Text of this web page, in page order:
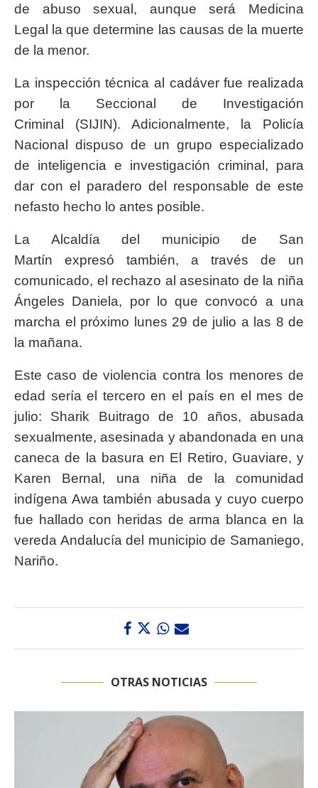
de abuso sexual, aunque será Medicina
Legal la que determine las causas de la muerte
de la menor.
La inspección técnica al cadáver fue realizada
por la Seccional de Investigación
Criminal (SIJIN). Adicionalmente, la Policía
Nacional dispuso de un grupo especializado
de inteligencia e investigación criminal, para
dar con el paradero del responsable de este
nefasto hecho lo antes posible.
La Alcaldía del municipio de San
Martín expresó también, a través de un
comunicado, el rechazo al asesinato de la niña
Ángeles Daniela, por lo que convocó a una
marcha el próximo lunes 29 de julio a las 8 de
la mañana.
Este caso de violencia contra los menores de
edad sería el tercero en el país en el mes de
julio: Sharik Buitrago de 10 años, abusada
sexualmente, asesinada y abandonada en una
caneca de la basura en El Retiro, Guaviare, y
Karen Bernal, una niña de la comunidad
indígena Awa también abusada y cuyo cuerpo
fue hallado con heridas de arma blanca en la
vereda Andalucía del municipio de Samaniego,
Nariño.
OTRAS NOTICIAS